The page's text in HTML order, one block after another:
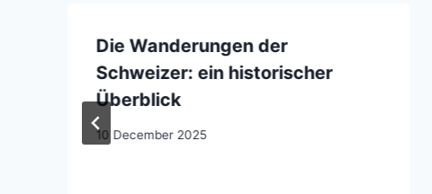
Die Wanderungen der
Schweizer: ein historischer
Überblick
10 December 2025